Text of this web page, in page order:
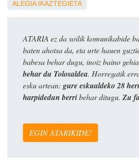
ALEGIA IKAZTEGIETA
ATARIA ez da soilik komunikabide
baten ahotsa da, eta urte hauen
babesa behar dugu, inoiz baino
behar du Tolosaldea. Horregatik
esku artean: gure eskualdeko 28
harpidedun berribehar ditugu. Zu
EGIN ATARIKIDE!